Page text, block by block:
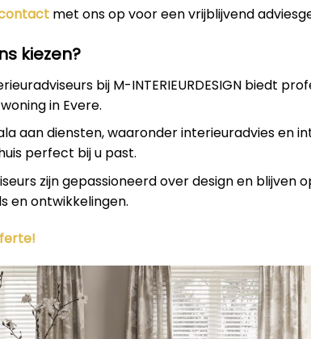
met ons op voor een vrijblijvend
kiezen?
bij M-INTERIEURDESIGN biedt
in Evere.
aan diensten, waaronder interieuradvies en
perfect bij u past.
zijn gepassioneerd over design en blijven
en ontwikkelingen.